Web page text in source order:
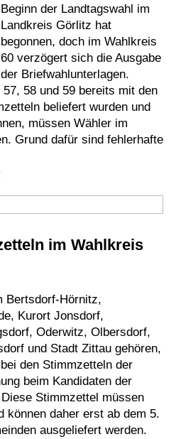
Beginn der Landtagswahl im
Landkreis Görlitz hat
begonnen, doch im Wahlkreis
60 verzögert sich die Ausgabe
der Briefwahlunterlagen.
58 und 59 bereits mit den
beliefert wurden und
müssen Wähler im
Grund dafür sind fehlerhafte
im Wahlkreis
Bertsdorf-Hörnitz,
Kurort Jonsdorf,
Oderwitz, Olbersdorf,
und Stadt Zittau gehören,
den Stimmzetteln der
beim Kandidaten der
Stimmzettel müssen
können daher erst ab dem 5.
ausgeliefert werden.